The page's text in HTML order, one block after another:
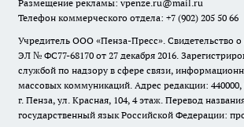
Размещение рекламы: vpenze.ru@mail.ru
Телефон коммерческого отдела: +7 (902) 205 50 66
Учредитель ООО «Пенза-Пресс». Свидетельство
ЭЛ № ФС77-68170 от 27 декабря 2016.
службой по надзору в сфере связи,
массовых коммуникаций. Адрес редакции: 440000,
г. Пенза, ул. Красная, 104, 4 этаж. Перевод
государственный язык Российской Федерации: